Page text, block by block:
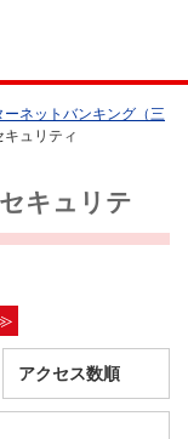
ーネットバンキング（三
ュリティ
キュリテ